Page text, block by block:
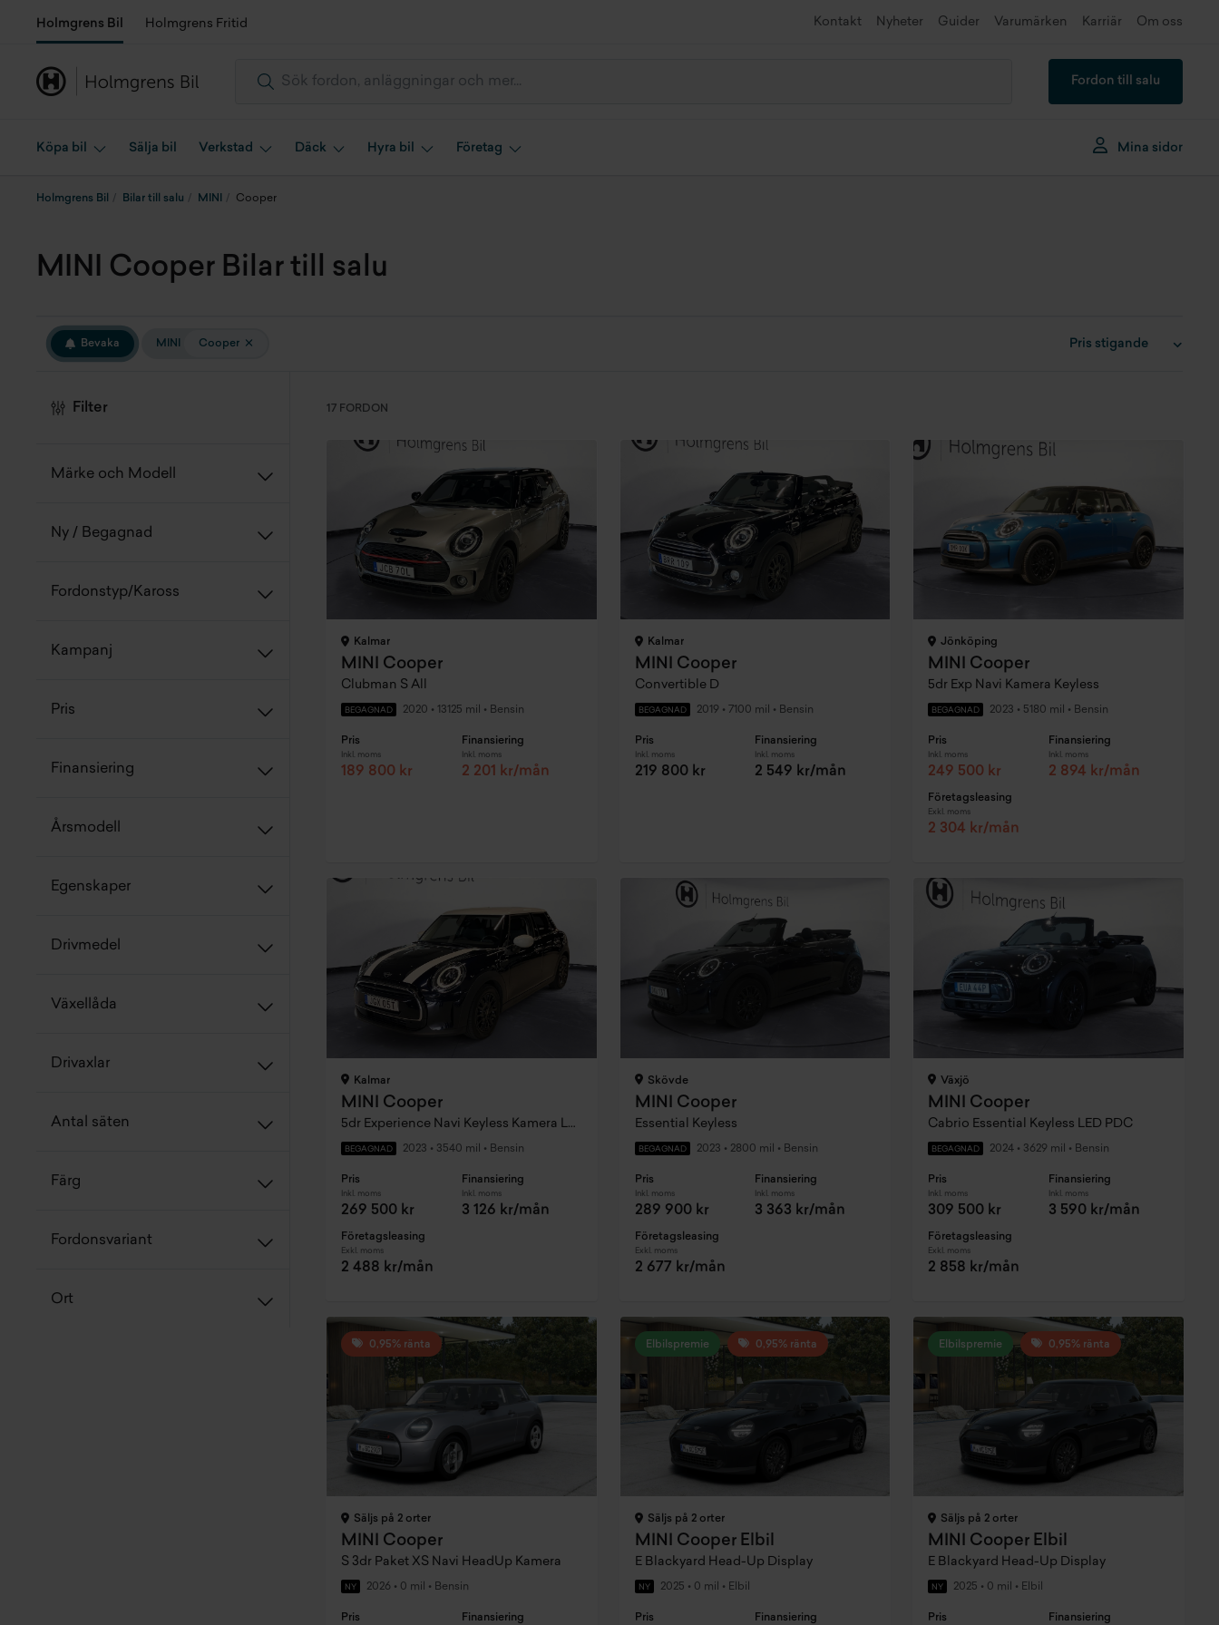
Holmgrens Bil Holmgrens Fritid Kontakt Nyheter Guider Varumärken Karriär Om oss
Fordon till salu
Köpa bil Sälja bil Verkstad Däck Hyra bil Företag Mina sidor
Holmgrens Bil Bilar till salu MINI Cooper
MINI Cooper Bilar till salu
Bevaka MINI Cooper
Filter
Märke och Modell
Ny / Begagnad
Fordonstyp/Kaross
Kampanj
Pris
Finansiering
Årsmodell
Egenskaper
Drivmedel
Växellåda
Drivaxlar
Antal säten
Färg
Fordonsvariant
Ort
17 FORDON
Kalmar
MINI Cooper
Clubman S All
BEGAGNAD 2020 • 13125 mil • Bensin
Pris
Inkl. moms
189 800 kr
Finansiering
Inkl. moms
2 201 kr/mån
Kalmar
MINI Cooper
Convertible D
BEGAGNAD 2019 • 7100 mil • Bensin
Pris
Inkl. moms
219 800 kr
Finansiering
Inkl. moms
2 549 kr/mån
Jönköping
MINI Cooper
5dr Exp Navi Kamera Keyless
BEGAGNAD 2023 • 5180 mil • Bensin
Pris
Inkl. moms
249 500 kr
Finansiering
Inkl. moms
2 894 kr/mån
Företagsleasing
Exkl. moms
2 304 kr/mån
Kalmar
MINI Cooper
5dr Experience Navi Keyless Kamera LED Sportstolar Connected
BEGAGNAD 2023 • 3540 mil • Bensin
Pris
Inkl. moms
269 500 kr
Finansiering
Inkl. moms
3 126 kr/mån
Företagsleasing
Exkl. moms
2 488 kr/mån
Skövde
MINI Cooper
Essential Keyless
BEGAGNAD 2023 • 2800 mil • Bensin
Pris
Inkl. moms
289 900 kr
Finansiering
Inkl. moms
3 363 kr/mån
Företagsleasing
Exkl. moms
2 677 kr/mån
Växjö
MINI Cooper
Cabrio Essential Keyless LED PDC
BEGAGNAD 2024 • 3629 mil • Bensin
Pris
Inkl. moms
309 500 kr
Finansiering
Inkl. moms
3 590 kr/mån
Företagsleasing
Exkl. moms
2 858 kr/mån
0,95% ränta
Säljs på 2 orter
MINI Cooper
S 3dr Paket XS Navi HeadUp Kamera
NY 2026 • 0 mil • Bensin
Pris Finansiering
Elbilspremie 0,95% ränta
Säljs på 2 orter
MINI Cooper Elbil
E Blackyard Head-Up Display
NY 2025 • 0 mil • Elbil
Pris Finansiering
Elbilspremie 0,95% ränta
Säljs på 2 orter
MINI Cooper Elbil
E Blackyard Head-Up Display
NY 2025 • 0 mil • Elbil
Pris Finansiering